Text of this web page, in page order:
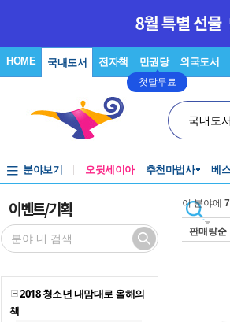
HOME 국내도서 전자책 만권당
첫달무료
외국도서
국내도
분야보기 오뒷세이아 추천마법사 베
이벤트/기획
2018 청소년 내맘대로 올해의
책
이 분야에
판매량순